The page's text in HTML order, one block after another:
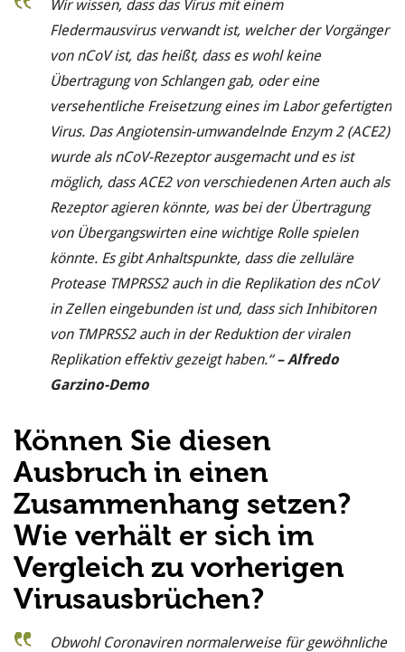
Wir wissen, dass das Virus mit einem
Fledermausvirus verwandt ist, welcher der Vorgänger
von nCoV ist, das heißt, dass es wohl keine
Übertragung von Schlangen gab, oder eine
versehentliche Freisetzung eines im Labor gefertigten
Virus. Das Angiotensin-umwandelnde Enzym 2 (ACE2)
wurde als nCoV-Rezeptor ausgemacht und es ist
möglich, dass ACE2 von verschiedenen Arten auch als
Rezeptor agieren könnte, was bei der Übertragung
von Übergangswirten eine wichtige Rolle spielen
könnte. Es gibt Anhaltspunkte, dass die zelluläre
Protease TMPRSS2 auch in die Replikation des nCoV
in Zellen eingebunden ist und, dass sich Inhibitoren
von TMPRSS2 auch in der Reduktion der viralen
Replikation effektiv gezeigt haben.“– Alfredo
Garzino-Demo
Können Sie diesen
Ausbruch in einen
Zusammenhang setzen?
Wie verhält er sich im
Vergleich zu vorherigen
Virusausbrüchen?
Obwohl Coronaviren normalerweise für gewöhnliche